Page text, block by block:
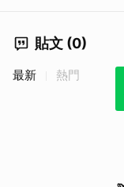
貼文 (0)
最新 熱門